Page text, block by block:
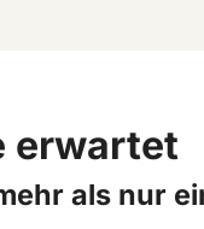
erwartet
als nur